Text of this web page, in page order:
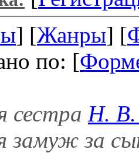
] [Жанры] [
по: [
сестра Н. В.
замуж за